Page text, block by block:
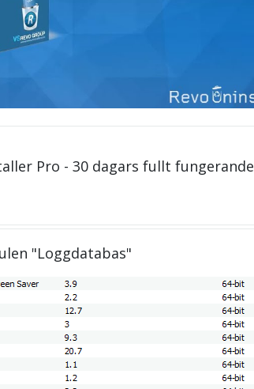
Pro - 30 dagars fullt fungerande
"Loggdatabas"